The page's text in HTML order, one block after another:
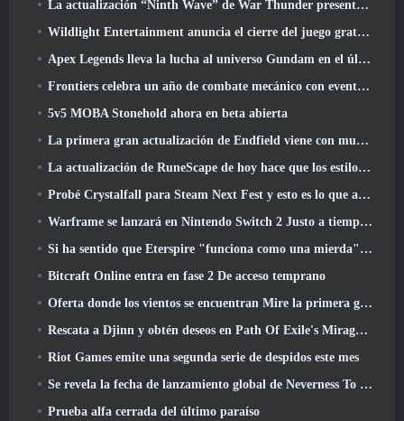
La actualización “Ninth Wave” de War Thunder presenta aviones de rango IX
Wildlight Entertainment anuncia el cierre del juego gratuito Hero Shooter Highguard
Apex Legends lleva la lucha al universo Gundam en el último evento cruzado
Frontiers celebra un año de combate mecánico con eventos de aniversario
5v5 MOBA Stonehold ahora en beta abierta
La primera gran actualización de Endfield viene con muchas optimizaciones
La actualización de RuneScape de hoy hace que los estilos de combate originales del MMORPG sean más fáciles de aprender
Probé Crystalfall para Steam Next Fest y esto es lo que aprendí
Warframe se lanzará en Nintendo Switch 2 Justo a tiempo para la próxima actualización importante, El fotógrafo de sombras
Si ha sentido que Eterspire "funciona como una mierda", El director creativo dice que ya no es así
Bitcraft Online entra en fase 2 De acceso temprano
Oferta donde los vientos se encuentran Mire la primera gran expansión en la transmisión en vivo de Hexi
Rescata a Djinn y obtén deseos en Path Of Exile's Mirage League
Riot Games emite una segunda serie de despidos este mes
Se revela la fecha de lanzamiento global de Neverness To Everness
Prueba alfa cerrada del último paraíso